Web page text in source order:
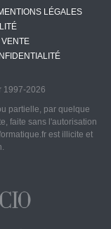
LÉGALES
1997-2026
partielle, par quelque
faite sans l'autorisation
est illicite et